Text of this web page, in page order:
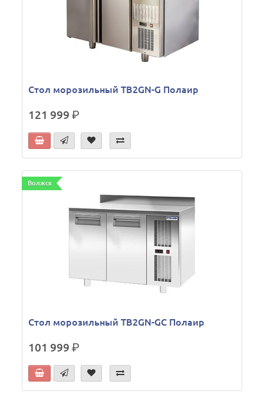
Стол морозильный TB2GN-G Полаир
121 999р.
Волжск
Стол морозильный TB2GN-GС Полаир
101 999р.